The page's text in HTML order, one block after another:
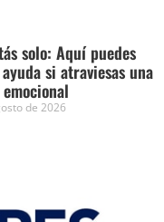
solo: Aquí puedes
si atraviesas una
de 2026